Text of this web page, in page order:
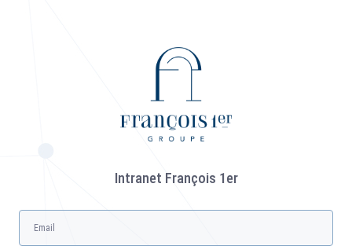
Intranet François 1er